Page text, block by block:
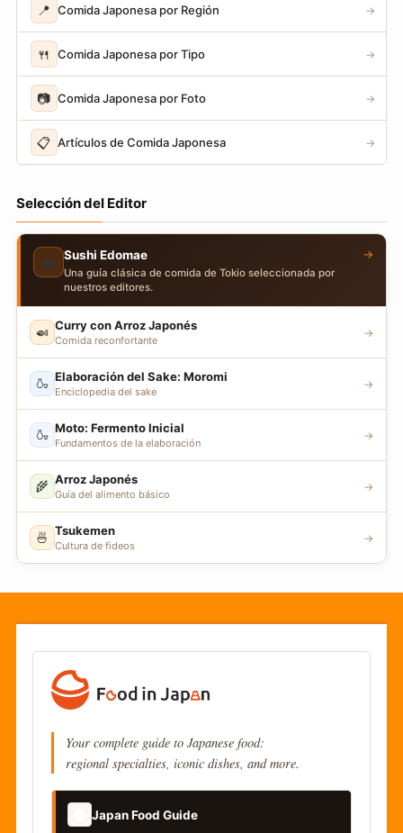
📍 Comida Japonesa por Región →
🍴 Comida Japonesa por Tipo →
📷 Comida Japonesa por Foto →
📋 Artículos de Comida Japonesa →
Selección del Editor
🍣 Sushi Edomae
Una guía clásica de comida de Tokio seleccionada por
nuestros editores.
→
🍛 Curry con Arroz Japonés
Comida reconfortante
→
🍶 Elaboración del Sake: Moromi
Enciclopedia del sake
→
🍶 Moto: Fermento Inicial
Fundamentos de la elaboración
→
🌾 Arroz Japonés
Guía del alimento básico
→
🍜 Tsukemen
Cultura de fideos
→
Your complete guide to Japanese food:
regional specialties, iconic dishes, and more.
Japan Food Guide